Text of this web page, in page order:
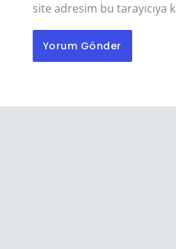
site adresim bu tarayıcıya